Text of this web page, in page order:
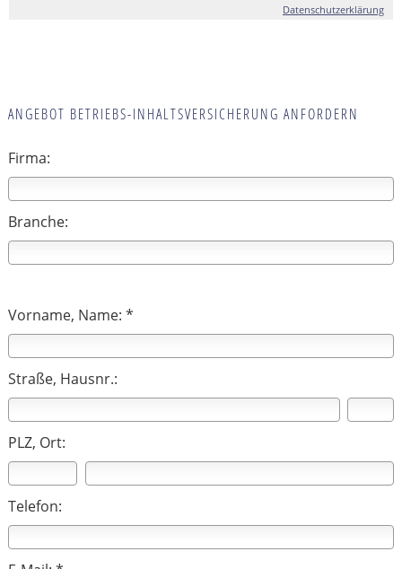
Datenschutzerklärung
ANGEBOT BETRIEBS-INHALTSVERSICHERUNG ANFORDERN
Firma:
Branche:
Vorname, Name: *
Straße, Hausnr.:
PLZ, Ort:
Telefon: